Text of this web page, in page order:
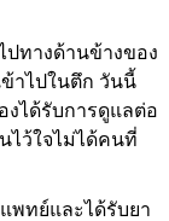
ทางด้านข้างของ
าไปในตึก วันนี้
งได้รับการดูแลต่อ
ไว้ใจไม่ได้คนที่
ทย์และได้รับยา